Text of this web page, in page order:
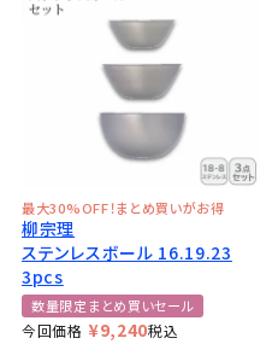
最大30%OFF！まとめ買いがお得
柳宗理
ステンレスボール 16.19.23
3pcs
数量限定まとめ買いセール
今回価格 ¥9,240税込